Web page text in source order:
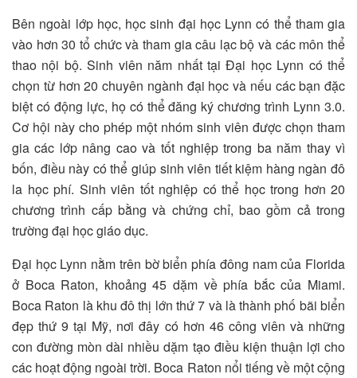
Bên ngoài lớp học, học sinh đại học Lynn có thể tham gia
vào hơn 30 tổ chức và tham gia câu lạc bộ và các môn thể
thao nội bộ. Sinh viên năm nhất tại Đại học Lynn có thể
chọn từ hơn 20 chuyên ngành đại học và nếu các bạn đặc
biệt có động lực, họ có thể đăng ký chương trình Lynn 3.0.
Cơ hội này cho phép một nhóm sinh viên được chọn tham
gia các lớp nâng cao và tốt nghiệp trong ba năm thay vì
bốn, điều này có thể giúp sinh viên tiết kiệm hàng ngàn đô
la học phí. Sinh viên tốt nghiệp có thể học trong hơn 20
chương trình cấp bằng và chứng chỉ, bao gồm cả trong
trường đại học giáo dục.
Đại học Lynn nằm trên bờ biển phía đông nam của Florida
ở Boca Raton, khoảng 45 dặm về phía bắc của Miami.
Boca Raton là khu đô thị lớn thứ 7 và là thành phố bãi biển
đẹp thứ 9 tại Mỹ, nơi đây có hơn 46 công viên và những
con đường mòn dài nhiều dặm tạo điều kiện thuận lợi cho
các hoạt động ngoài trời. Boca Raton nổi tiếng về một cộng